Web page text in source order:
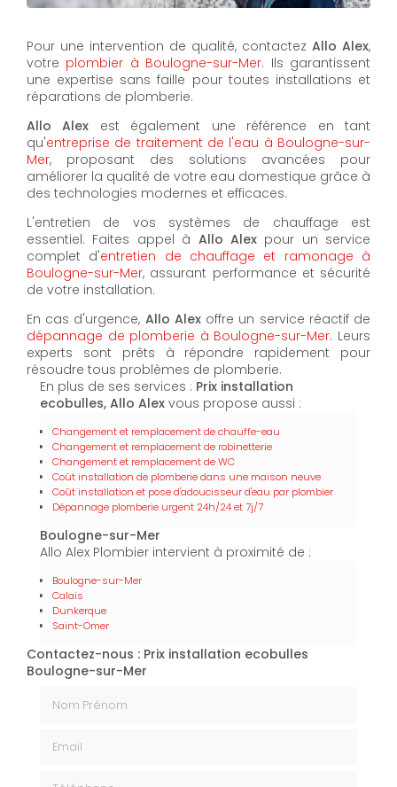
Pour une intervention de qualité, contactez Allo Alex,
votre plombier à Boulogne-sur-Mer. Ils garantissent
une expertise sans faille pour toutes installations et
réparations de plomberie.
Allo Alex est également une référence en tant
qu'entreprise de traitement de l'eau à Boulogne-sur-
Mer, proposant des solutions avancées pour
améliorer la qualité de votre eau domestique grâce à
des technologies modernes et efficaces.
L'entretien de vos systèmes de chauffage est
essentiel. Faites appel à Allo Alexpour un service
complet d'entretien de chauffage et ramonage à
Boulogne-sur-Mer, assurant performance et sécurité
de votre installation.
En cas d'urgence, Allo Alexoffre un service réactif de
dépannage de plomberie à Boulogne-sur-Mer. Leurs
experts sont prêts à répondre rapidement pour
résoudre tous problèmes de plomberie.
En plus de ses services : Prix installation
ecobulles, Allo Alex vous propose aussi :
Changement et remplacement de chauffe-eau
Changement et remplacement de robinetterie
Changement et remplacement de WC
Coût installation de plomberie dans une maison neuve
Coût installation et pose d'adoucisseur d'eau par plombier
Dépannage plomberie urgent 24h/24 et 7j/7
Boulogne-sur-Mer
Allo Alex Plombier intervient à proximité de :
Boulogne-sur-Mer
Calais
Dunkerque
Saint-Omer
Contactez-nous : Prix installation ecobulles
Boulogne-sur-Mer